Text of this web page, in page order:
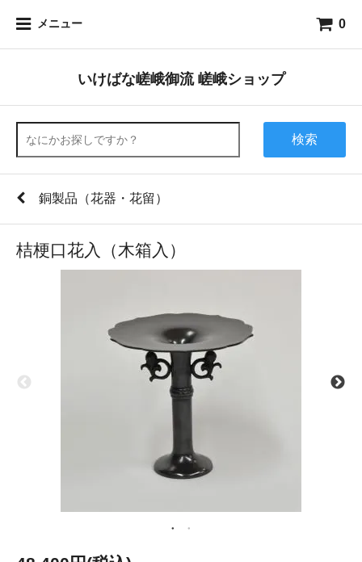
メニュー 0
いけばな嵯峨御流 嵯峨ショップ
検索
銅製品（花器・花留）
桔梗口花入（木箱入）